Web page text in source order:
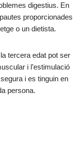
digestius. En
proporcionades
o un dietista.
tercera edat pot ser
i l’estimulació
i es tinguin en
persona.